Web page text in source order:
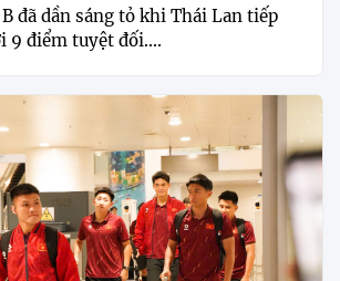
đã dần sáng tỏ khi Thái Lan tiếp
9 điểm tuyệt đối....